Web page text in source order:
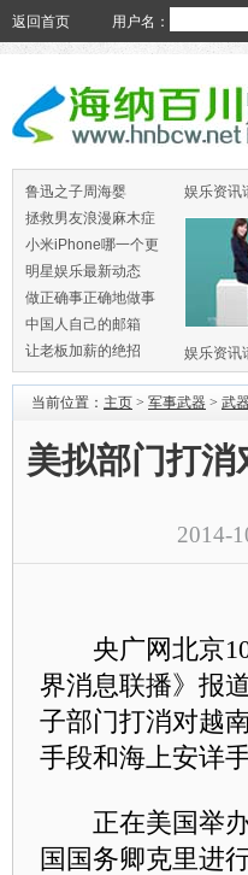
返回首页 用户名：
鲁迅之子周海婴
拯救男友浪漫麻木症
小米iPhone哪一个更
火
明星娱乐最新动态
做正确事正确地做事
中国人自己的邮箱
让老板加薪的绝招
娱乐资讯
娱乐资讯
当前位置： 主页 > 军事武器 > 武
美拟部门打
2014-
央广网北京10
界消息联播》报
子部门打消对越
手段和海上安详手
正在美国举办
国国务卿克里进